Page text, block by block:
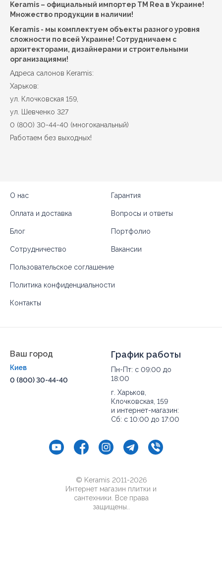
Keramis – официальный импортер ТМ Rea в Украине!
Множество продукции в наличии!
Keramis - мы комплектуем объекты разного уровня
сложности по всей Украине! Сотрудничаем с
архитекторами, дизайнерами и строительными
организациями!
Адреса салонов Keramis:
Харьков:
ул. Клочковская 159,
ул. Шевченко 327
0 (800) 30-44-40 (многоканальный)
Работаем без выходных!
О нас Гарантия
Оплата и доставка Вопросы и ответы
Блог Портфолио
Сотрудничество Вакансии
Пользовательское соглашение
Политика конфиденциальности
Контакты
Ваш город
Киев
0 (800) 30-44-40
График работы
Пн-Пт: с 09:00 до
18:00
г. Харьков,
Клочковская, 159
и интернет-магазин:
Сб: с 10:00 до 17:00
© Keramis 2011-2026
Интернет магазин плитки и
сантехники. Все права
защищены..